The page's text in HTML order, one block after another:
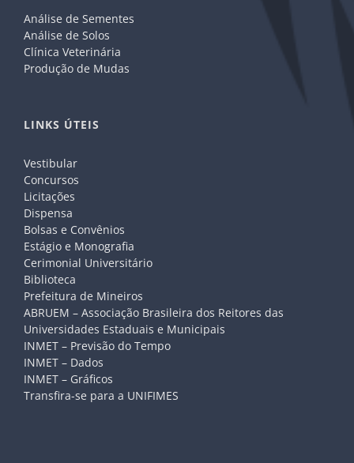
Análise de Sementes
Análise de Solos
Clínica Veterinária
Produção de Mudas
LINKS ÚTEIS
Vestibular
Concursos
Licitações
Dispensa
Bolsas e Convênios
Estágio e Monografia
Cerimonial Universitário
Biblioteca
Prefeitura de Mineiros
ABRUEM – Associação Brasileira dos Reitores das
Universidades Estaduais e Municipais
INMET – Previsão do Tempo
INMET – Dados
INMET – Gráficos
Transfira-se para a UNIFIMES